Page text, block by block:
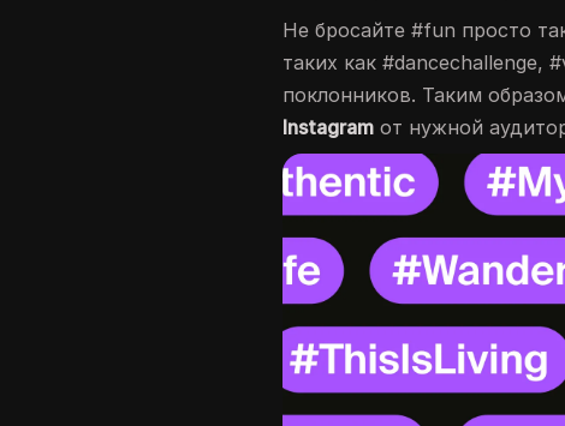
Не бросайте #fun просто
таких как #dancechallenge,
поклонников. Таким
Instagram от нужной